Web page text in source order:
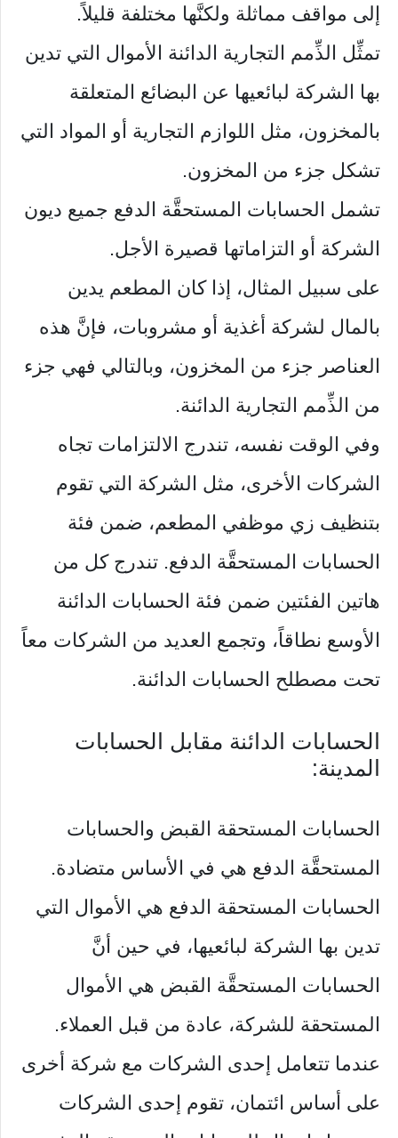
إلى مواقف مماثلة ولكنَّها مختلفة قليلاً.
تمثِّل الذِّمم التجارية الدائنة الأموال التي تدين
بها الشركة لبائعيها عن البضائع المتعلقة
بالمخزون، مثل اللوازم التجارية أو المواد التي
تشكل جزء من المخزون.
تشمل الحسابات المستحقَّة الدفع جميع ديون
الشركة أو التزاماتها قصيرة الأجل.
على سبيل المثال، إذا كان المطعم يدين
بالمال لشركة أغذية أو مشروبات، فإنَّ هذه
العناصر جزء من المخزون، وبالتالي فهي جزء
من الذِّمم التجارية الدائنة.
وفي الوقت نفسه، تندرج الالتزامات تجاه
الشركات الأخرى، مثل الشركة التي تقوم
بتنظيف زي موظفي المطعم، ضمن فئة
الحسابات المستحقَّة الدفع. تندرج كل من
هاتين الفئتين ضمن فئة الحسابات الدائنة
الأوسع نطاقاً، وتجمع العديد من الشركات معاً
تحت مصطلح الحسابات الدائنة.
الحسابات الدائنة مقابل الحسابات
المدينة:
الحسابات المستحقة القبض والحسابات
المستحقَّة الدفع هي في الأساس متضادة.
الحسابات المستحقة الدفع هي الأموال التي
تدين بها الشركة لبائعيها، في حين أنَّ
الحسابات المستحقَّة القبض هي الأموال
المستحقة للشركة، عادة من قبل العملاء.
عندما تتعامل إحدى الشركات مع شركة أخرى
على أساس ائتمان، تقوم إحدى الشركات